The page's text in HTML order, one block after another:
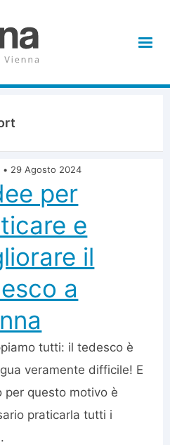
• 29 Agosto 2024
per
e
il
a
tutti: il tedesco è
veramente difficile! E
per questo motivo è
praticarla tutti i